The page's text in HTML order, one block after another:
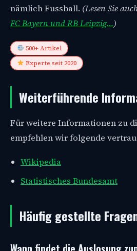
nämlich Fussball. (Lesen Sie
FC Bayern und RB Leipzig…)
500+ Artikel
Experte seit 2020
Weiterführende
Für weitere Informationen zu
empfehlen wir folgende
Wikipedia
Statistisches Bundesamt
Häufig gestellte